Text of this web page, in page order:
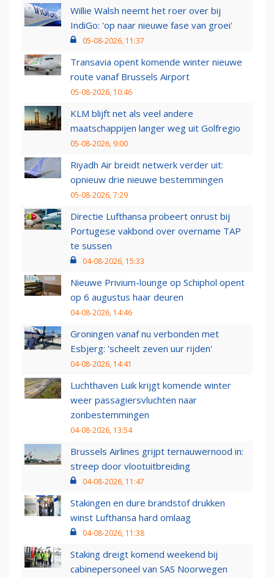
Willie Walsh neemt het roer over bij
IndiGo: 'op naar nieuwe fase van groei'
05-08-2026, 11:37
Transavia opent komende winter nieuwe
route vanaf Brussels Airport
05-08-2026, 10:46
KLM blijft net als veel andere
maatschappijen langer weg uit Golfregio
05-08-2026, 9:00
Riyadh Air breidt netwerk verder uit:
opnieuw drie nieuwe bestemmingen
05-08-2026, 7:29
Directie Lufthansa probeert onrust bij
Portugese vakbond over overname TAP
te sussen
04-08-2026, 15:33
Nieuwe Privium-lounge op Schiphol opent
op 6 augustus haar deuren
04-08-2026, 14:46
Groningen vanaf nu verbonden met
Esbjerg: 'scheelt zeven uur rijden'
04-08-2026, 14:41
Luchthaven Luik krijgt komende winter
weer passagiersvluchten naar
zonbestemmingen
04-08-2026, 13:54
Brussels Airlines grijpt ternauwernood in:
streep door vlootuitbreiding
04-08-2026, 11:47
Stakingen en dure brandstof drukken
winst Lufthansa hard omlaag
04-08-2026, 11:38
Staking dreigt komend weekend bij
cabinepersoneel van SAS Noorwegen